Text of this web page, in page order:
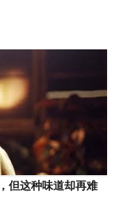
但这种味道却再难